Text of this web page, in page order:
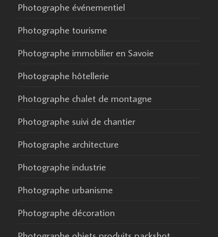
Photographe événementiel
Photographe tourisme
Photographe immobilier en Savoie
Photographe hôtellerie
Photographe chalet de montagne
Photographe suivi de chantier
Photographe architecture
Photographe industrie
Photographe urbanisme
Photographe décoration